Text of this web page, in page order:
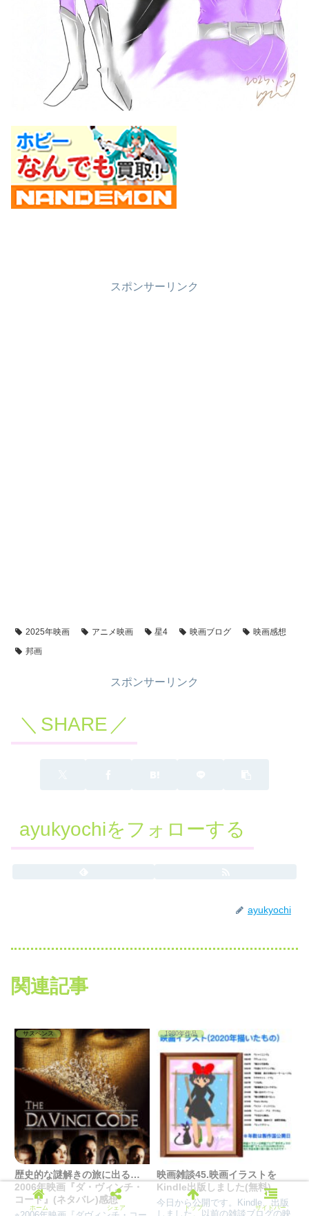
スポンサーリンク
2025年映画 アニメ映画 星4 映画ブログ
映画感想
邦画
スポンサーリンク
SHARE
ayukyochiをフォローする
ayukyochi
関連記事
サスペンス
歴史的な謎解きの旅に出る…
2006年映画『ダ・ヴィンチ・
コード』(ネタバレ)感想
1980年作品
映画雑談45.映画イラストを
Kindle出版しました(無料)
今日から公開です。Kindle、出版
しました。以前の雑談ブログの映
ホーム シェア トップ サイドバー